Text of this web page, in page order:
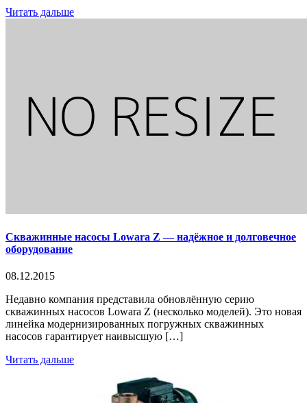
Читать дальше
Скважинные насосы Lowara Z — надёжное и долговечное
оборудование
08.12.2015
Недавно компания представила обновлённую серию
скважинных насосов Lowara Z (несколько моделей). Это новая
линейка модернизированных погружных скважинных
насосов гарантирует наивысшую […]
Читать дальше